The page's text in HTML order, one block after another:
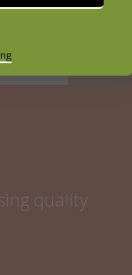
quality